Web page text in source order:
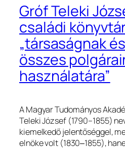
Gróf Teleki
családi
„társaságnak
összes
használatára”
A Magyar Tudományos
Teleki József (1790–1855)
kiemelkedő jelentőséggel,
elnöke volt (1830‒1855),